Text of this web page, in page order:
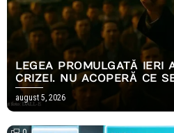
LEGEA PROMULGATĂ IERI
CRIZEI. NU ACOPERĂ CE SE
DECEMBRIE.
august 5, 2026